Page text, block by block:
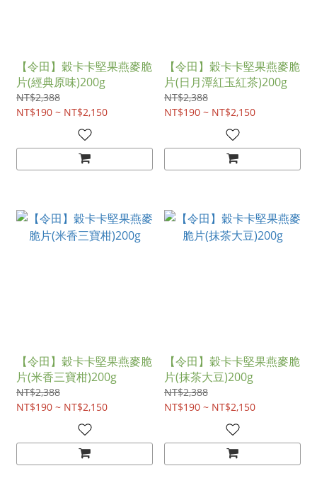
【令田】穀卡卡堅果燕麥脆
片(經典原味)200g
NT$2,388
NT$190 ~ NT$2,150
【令田】穀卡卡堅果燕麥脆
片(日月潭紅玉紅茶)200g
NT$2,388
NT$190 ~ NT$2,150
【令田】穀卡卡堅果燕麥脆
片(米香三寶柑)200g
NT$2,388
NT$190 ~ NT$2,150
【令田】穀卡卡堅果燕麥脆
片(抹茶大豆)200g
NT$2,388
NT$190 ~ NT$2,150